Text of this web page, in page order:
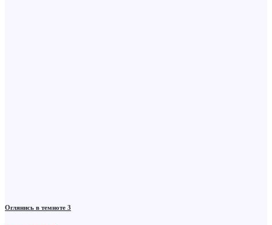
Оглянись в темноте 3